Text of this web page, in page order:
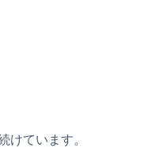
けています。